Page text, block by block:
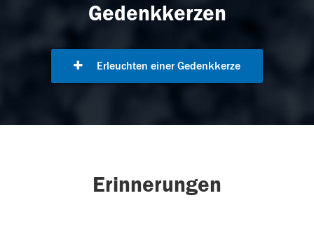
Gedenkkerzen
Erleuchten einer Gedenkkerze
Erinnerungen